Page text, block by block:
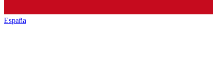
España